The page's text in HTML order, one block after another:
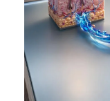
Монгол
ພາສາລາວ
Basa Jawa